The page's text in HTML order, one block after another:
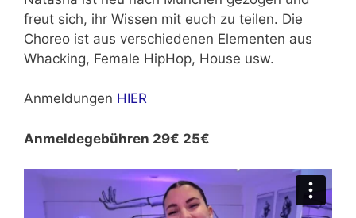
freut sich, ihr Wissen mit euch zu teilen. Die
Choreo ist aus verschiedenen Elementen aus
Whacking, Female HipHop, House usw.
Anmeldungen HIER
Anmeldegebühren 29€ 25€